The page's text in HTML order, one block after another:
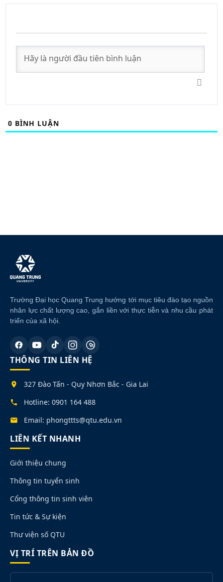
0 BÌNH LUẬN
Trường Đại học Quang Trung hướng tới mục tiêu đào tạo nguồn
nhân lực chất lượng cao, gắn liền với thực tiễn và nhu cầu phát
triển của xã hội.
THÔNG TIN LIÊN HỆ
327 Đào Tấn - Quy Nhơn Bắc - Gia Lai
Hotline: 0901 164 488
Email: phongttts@qtu.edu.vn
LIÊN KẾT NHANH
Giới thiệu chung
Thông tin tuyển sinh
Cổng thông tin sinh viên
Tin tức & Sự kiện
Thư viện số QTU
VỊ TRÍ TRÊN BẢN ĐỒ